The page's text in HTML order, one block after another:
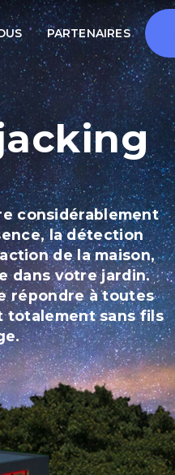
PARTENAIRES
considérablement
la détection
de la maison,
dans votre jardin.
répondre à toutes
totalement sans fils